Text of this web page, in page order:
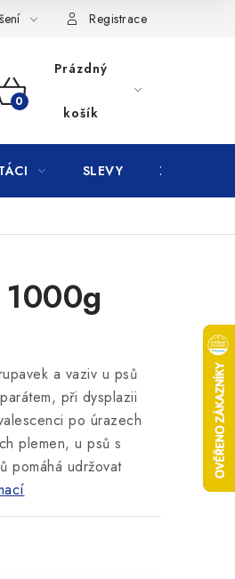
Registrace
NÁKUPNÍ
KOŠÍK
Prázdný
košík
SLEVY ZNAČKY
a vaziv u psů
při dysplazii
po úrazech
plemen, u psů s
pomáhá udržovat